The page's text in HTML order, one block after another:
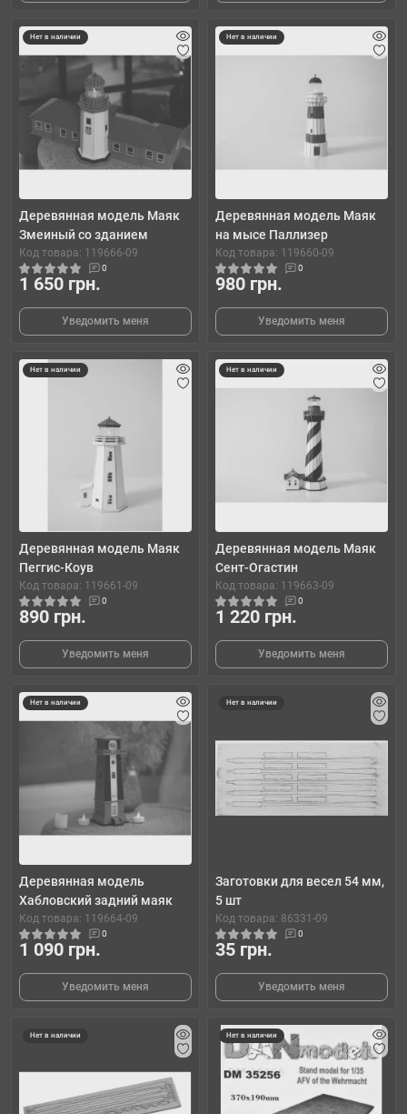
Нет в наличии
Деревянная модель Маяк
Змеиный со зданием
Код товара: 119666-09
0
1 650 грн.
Уведомить меня
Нет в наличии
Деревянная модель Маяк
на мысе Паллизер
Код товара: 119660-09
0
980 грн.
Уведомить меня
Нет в наличии
Деревянная модель Маяк
Пеггис-Коув
Код товара: 119661-09
0
890 грн.
Уведомить меня
Нет в наличии
Деревянная модель Маяк
Сент-Огастин
Код товара: 119663-09
0
1 220 грн.
Уведомить меня
Нет в наличии
Деревянная модель
Хабловский задний маяк
Код товара: 119664-09
0
1 090 грн.
Уведомить меня
Нет в наличии
Заготовки для весел 54 мм,
5 шт
Код товара: 86331-09
0
35 грн.
Уведомить меня
Нет в наличии Нет в наличии